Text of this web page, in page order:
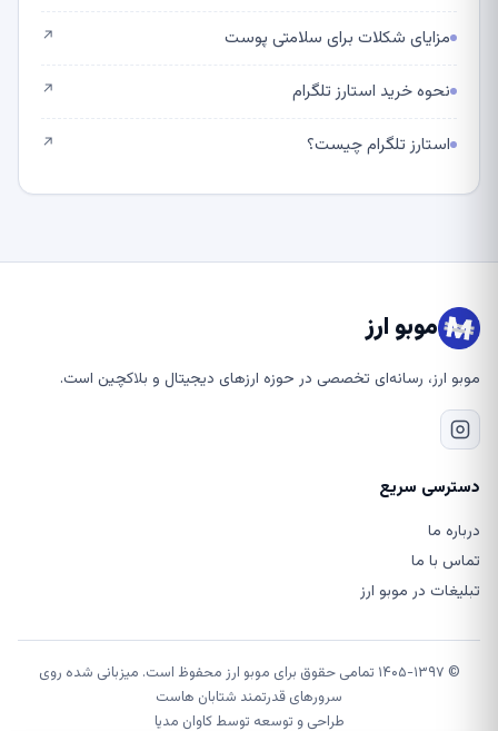
مزایای شکلات برای سلامتی پوست ↗
نحوه خرید استارز تلگرام ↗
استارز تلگرام چیست؟ ↗
موبو ارز
موبو ارز، رسانه‌ای تخصصی در حوزه ارزهای دیجیتال و بلاکچین است.
دسترسی سریع
درباره ما
تماس با ما
تبلیغات در موبو ارز
© ۱۴۰۵-۱۳۹۷ تمامی حقوق برای موبو ارز محفوظ است. میزبانی شده روی
سرورهای قدرتمند شتابان هاست
طراحی و توسعه توسطکاوان مدیا